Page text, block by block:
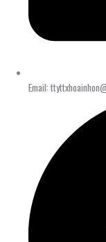
Email: